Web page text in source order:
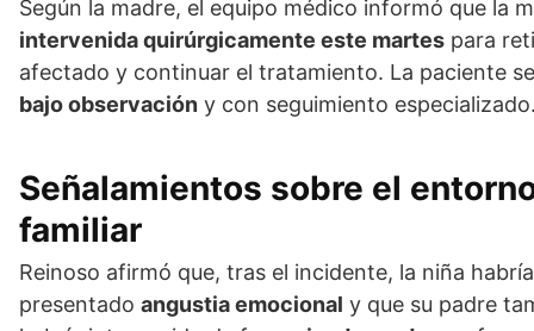
Según la madre, el equipo médico informó que la
intervenida quirúrgicamente este martes para
afectado y continuar el tratamiento. La paciente
bajo observación y con seguimiento
Señalamientos sobre el
familiar
Reinoso afirmó que, tras el incidente, la niña habría
presentado angustia emocional y que su padre